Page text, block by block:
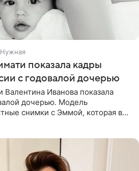
показала кадры
с годовалой дочерью
Иванова показала
дочерью. Модель
снимки с Эммой, которая в